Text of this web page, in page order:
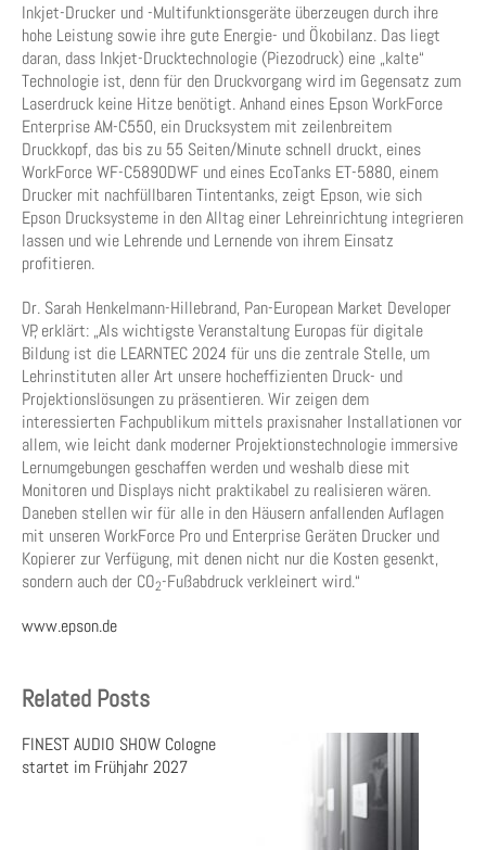
Inkjet-Drucker und -Multifunktionsgeräte überzeugen durch ihre
hohe Leistung sowie ihre gute Energie- und Ökobilanz. Das liegt
daran, dass Inkjet-Drucktechnologie (Piezodruck) eine „kalte“
Technologie ist, denn für den Druckvorgang wird im Gegensatz zum
Laserdruck keine Hitze benötigt. Anhand eines Epson WorkForce
Enterprise AM-C550, ein Drucksystem mit zeilenbreitem
Druckkopf, das bis zu 55 Seiten/Minute schnell druckt, eines
WorkForce WF-C5890DWF und eines EcoTanks ET-5880, einem
Drucker mit nachfüllbaren Tintentanks, zeigt Epson, wie sich
Epson Drucksysteme in den Alltag einer Lehreinrichtung integrieren
lassen und wie Lehrende und Lernende von ihrem Einsatz
profitieren.
Dr. Sarah Henkelmann-Hillebrand, Pan-European Market Developer
VP, erklärt: „Als wichtigste Veranstaltung Europas für digitale
Bildung ist die LEARNTEC 2024 für uns die zentrale Stelle, um
Lehrinstituten aller Art unsere hocheffizienten Druck- und
Projektionslösungen zu präsentieren. Wir zeigen dem
interessierten Fachpublikum mittels praxisnaher Installationen vor
allem, wie leicht dank moderner Projektionstechnologie immersive
Lernumgebungen geschaffen werden und weshalb diese mit
Monitoren und Displays nicht praktikabel zu realisieren wären.
Daneben stellen wir für alle in den Häusern anfallenden Auflagen
mit unseren WorkForce Pro und Enterprise Geräten Drucker und
Kopierer zur Verfügung, mit denen nicht nur die Kosten gesenkt,
sondern auch der CO2-Fußabdruck verkleinert wird.“
www.epson.de
Related Posts
FINEST AUDIO SHOW Cologne
startet im Frühjahr 2027